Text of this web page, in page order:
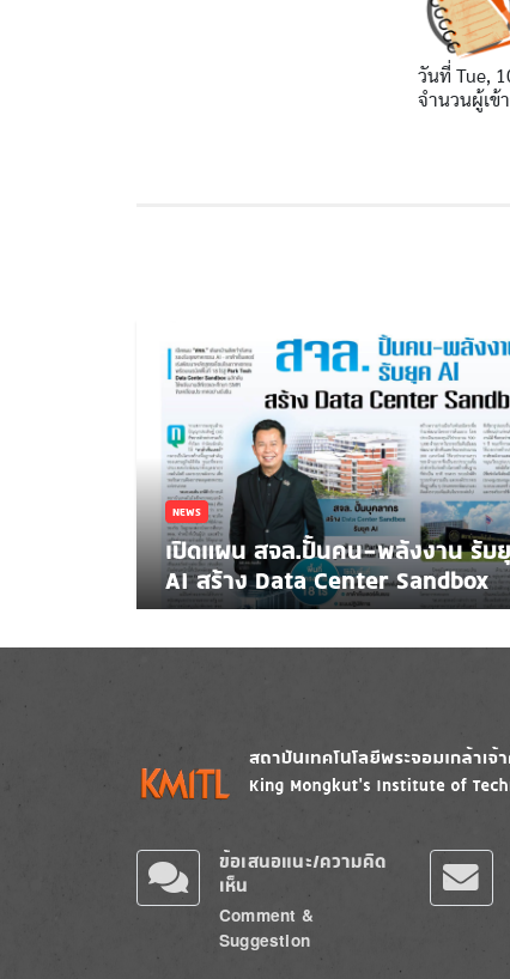
วันที่Tue,
จำนวนผู้เข้
NEWS
เปิดแผน สจล.ปั้นคน-พลังงาน รับ
AI สร้าง Data Center Sandbox
Image Image
ข้อเสนอแนะ/ความคิด
เห็น
Comment &
Suggestion